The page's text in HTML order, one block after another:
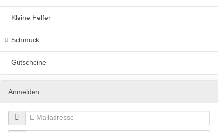
Kleine Helfer
Schmuck
Gutscheine
Anmelden
 E-Mailadresse